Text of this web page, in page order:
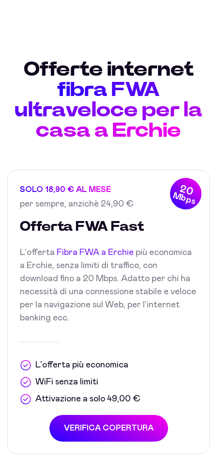
Offerte internet
fibra FWA
ultraveloce per la
casa a Erchie
20
Mbps
SOLO 18,90 € AL MESE
per sempre, anzichè 24,90 €
Offerta FWA Fast
L'offerta Fibra FWA a Erchie più economica
a Erchie, senza limiti di traffico, con
download fino a 20 Mbps. Adatto per chi ha
necessità di una connessione stabile e veloce
per la navigazione sul Web, per l'internet
banking ecc.
L'offerta più economica
WiFi senza limiti
Attivazione a solo 49,00 €
VERIFICA COPERTURA